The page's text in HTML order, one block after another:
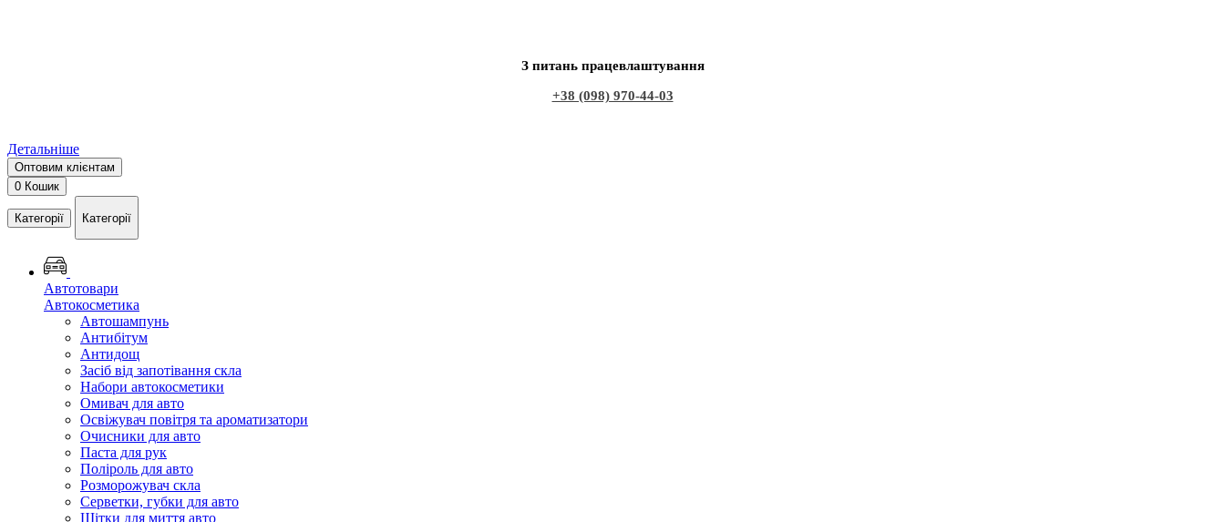
З питань працевлаштування
+38 (098) 970-44-03
Детальніше
Оптовим клієнтам
0 Кошик
Категорії Категорії
Автотовари
Автокосметика
Автошампунь
Антибітум
Антидощ
Засіб від запотівання скла
Набори автокосметики
Омивач для авто
Освіжувач повітря та ароматизатори
Очисники для авто
Паста для рук
Поліроль для авто
Розморожувач скла
Серветки, губки для авто
Щітки для миття авто